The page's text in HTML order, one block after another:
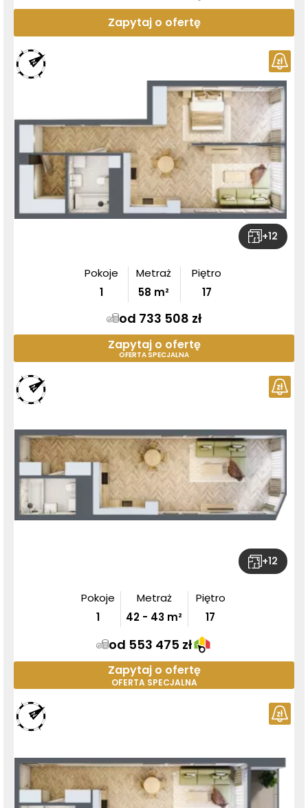
Zapytaj o ofertę
+12
Pokoje
1
Metraż
58 m²
Piętro
17
od 733 508 zł
Zapytaj o ofertę
OFERTA SPECJALNA
+12
Pokoje
1
Metraż
42 - 43 m²
Piętro
17
od 553 475 zł
Zapytaj o ofertę
OFERTA SPECJALNA